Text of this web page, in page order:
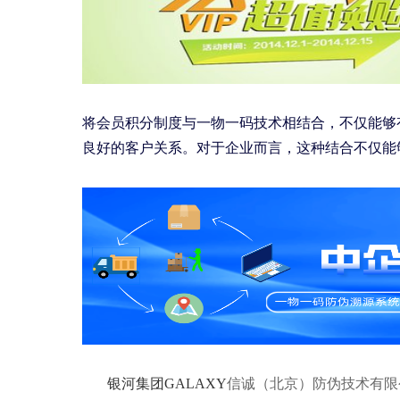
将会员积分制度与一物一码技术相结合，不仅能
良好的客户关系。对于企业而言，这种结合不仅
银河集团GALAXY信诚（北京）防伪技术有